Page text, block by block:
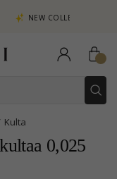
COLLECTION | AURA
Kulta
0,025